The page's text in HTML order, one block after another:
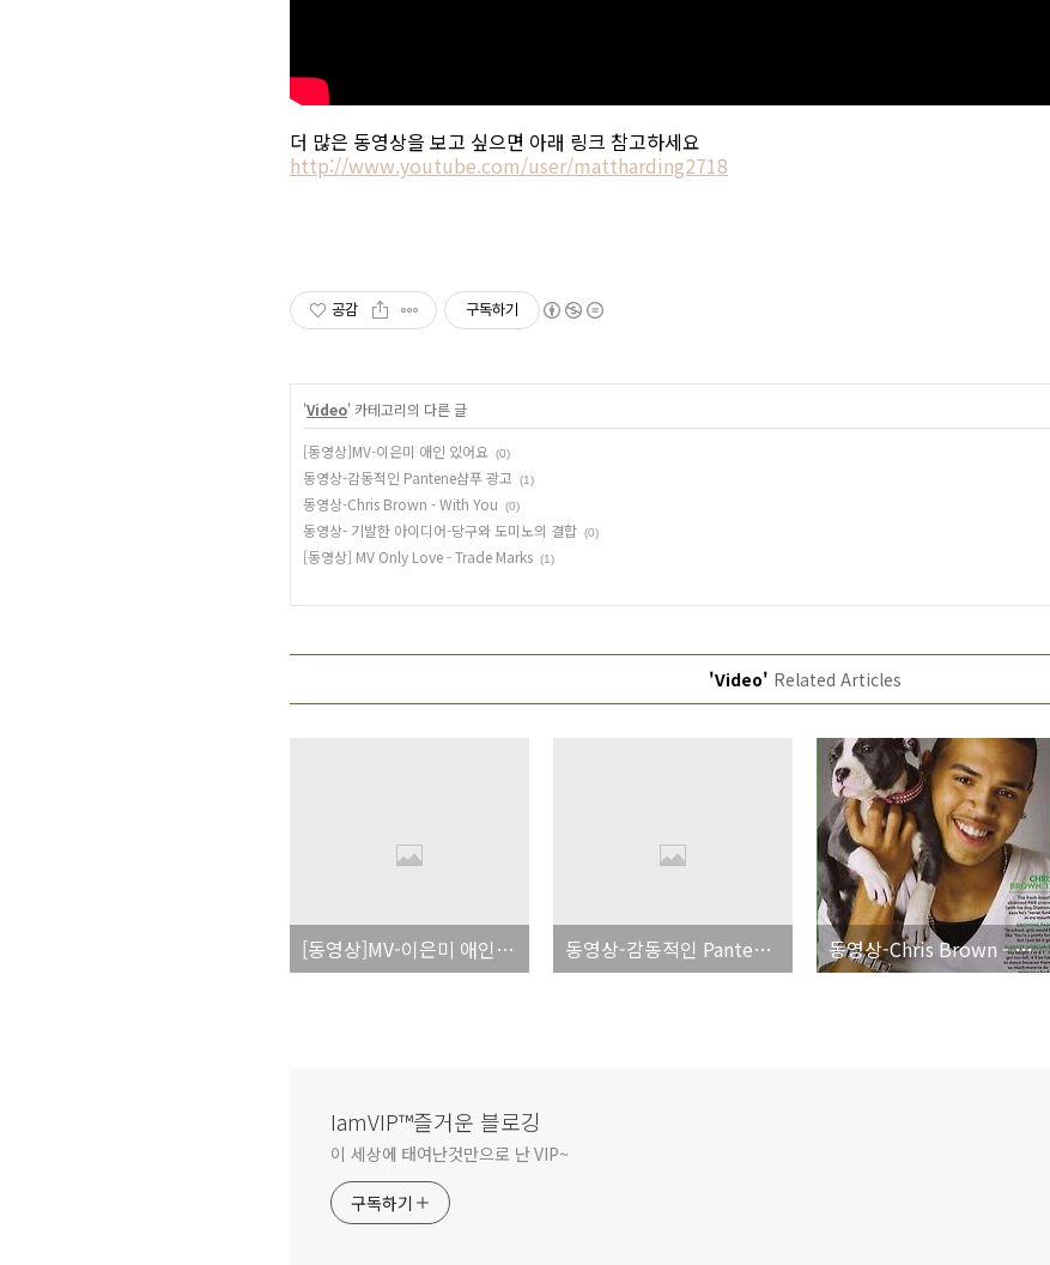
더 많은 동영상을 보고 싶으면 아래 링크 참고하세요
http://www.youtube.com/user/mattharding2718
공감 구독하기
'Video' 카테고리의 다른 글
[동영상]MV-이은미 애인 있어요 (0)
동영상-감동적인 Pantene샴푸 광고 (1)
동영상-Chris Brown - With You (0)
동영상- 기발한 아이디어-당구와 도미노의 결합 (0)
[동영상] MV Only Love - Trade Marks (1)
'Video' Related Articles
[동영상]MV-이은미 애인 있어요 동영상-감동적인 Pantene샴푸 광고 동영상-Chris Brown - With You
IamVIP™즐거운 블로깅
이 세상에 태여난것만으로 난 VIP~
구독하기